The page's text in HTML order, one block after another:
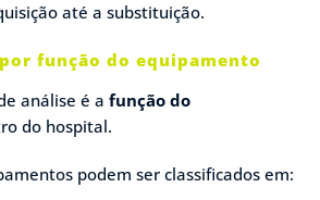
até a substituição.
função do equipamento
análise é a função do
do hospital.
podem ser classificados em: